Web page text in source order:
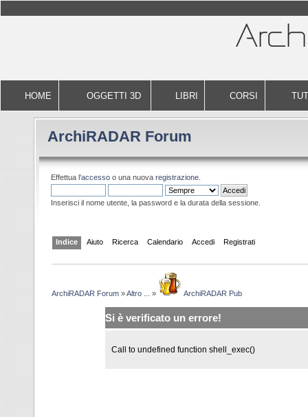
HOME OGGETTI 3D LIBRI CORSI
ArchiRADAR Forum
Effettua l'accesso o una nuova registrazione.
Inserisci il nome utente, la password e la durata della sessione.
Indice Aiuto Ricerca Calendario Accedi Registrati
ArchiRADAR Forum »Altro ... » ArchiRADAR Pub
Si è verificato un errore!
Call to undefined function shell_exec()